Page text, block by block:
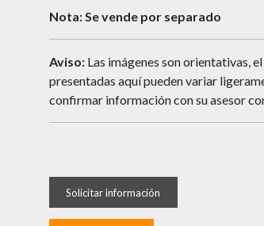
Nota: Se vende por separado
Aviso: Las imágenes son orientativas,
presentadas aquí pueden variar
confirmar información con su asesor